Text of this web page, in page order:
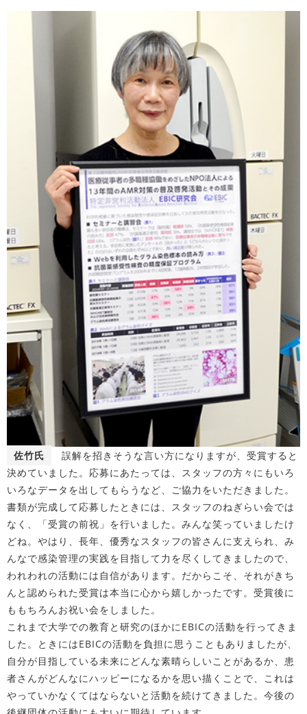
佐竹氏
誤解を招きそうな言い方になりますが、受賞すると
決めていました。応募にあたっては、スタッフの方々にもいろ
いろなデータを出してもらうなど、ご協力をいただきました。
書類が完成して応募したときには、スタッフのねぎらい会では
なく、「受賞の前祝」を行いました。みんな笑っていましたけ
どね。やはり、長年、優秀なスタッフの皆さんに支えられ、み
んなで感染管理の実践を目指して力を尽くしてきましたので、
われわれの活動には自信があります。だからこそ、それがきち
んと認められた受賞は本当に心から嬉しかったです。受賞後に
ももちろんお祝い会をしました。
これまで大学での教育と研究のほかにEBICの活動を行ってきま
した。ときにはEBICの活動を負担に思うこともありましたが、
自分が目指している未来にどんな素晴らしいことがあるか、患
者さんがどんなにハッピーになるかを思い描くことで、これは
やっていかなくてはならないと活動を続けてきました。今後の